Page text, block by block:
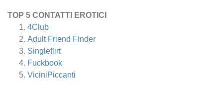
TOP 5 CONTATTI EROTICI
4Club
Adult Friend Finder
Singleflirt
Fuckbook
ViciniPiccanti